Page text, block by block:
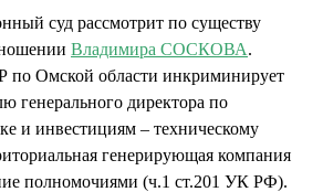
суд рассмотрит по существу
Владимира СОСКОВА.
по Омской области инкриминирует
генерального директора по
и инвестициям – техническому
генерирующая компания
полномочиями (ч.1 ст.201 УК РФ).